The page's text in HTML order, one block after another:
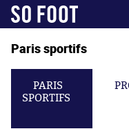
Paris sportifs
PARIS
SPORTIFS